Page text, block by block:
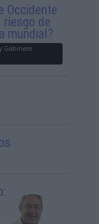
Occidente
de
mundial?
Gabinete